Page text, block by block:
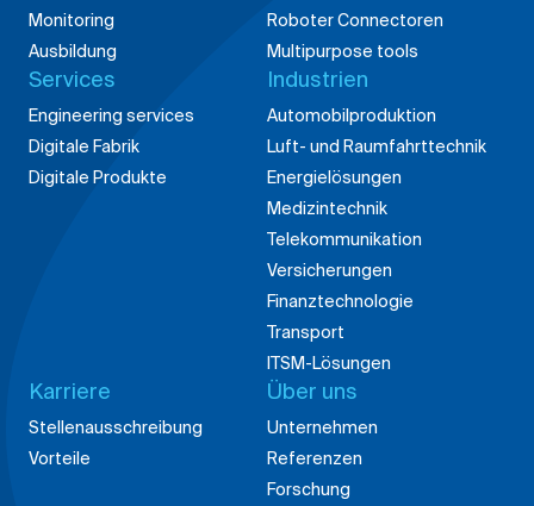
Monitoring
Ausbildung
Roboter Connectoren
Multipurpose tools
Services
Engineering services
Digitale Fabrik
Digitale Produkte
Industrien
Automobilproduktion
Luft- und Raumfahrttechnik
Energielösungen
Medizintechnik
Telekommunikation
Versicherungen
Finanztechnologie
Transport
ITSM-Lösungen
Karriere
Stellenausschreibung
Vorteile
Über uns
Unternehmen
Referenzen
Forschung